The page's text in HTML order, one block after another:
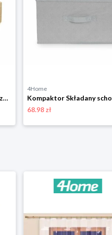
Compactor Organizer do przechowywania Bamboo Box M, 22,5 x 7,5 x 6,5 cm, M
4Home
68.98 zł